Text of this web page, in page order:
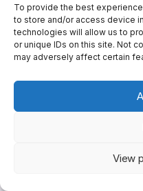
To provide the best
to store and/or access device
technologies will allow us to
or unique IDs on this site. Not
may adversely affect certain
View
Saldí­var, Ramón. A
of the Chicano Novel-
Ramón Saldí­var responde a
Propone la posibilidad de
de las estructuras
http://www.azcentral.com/